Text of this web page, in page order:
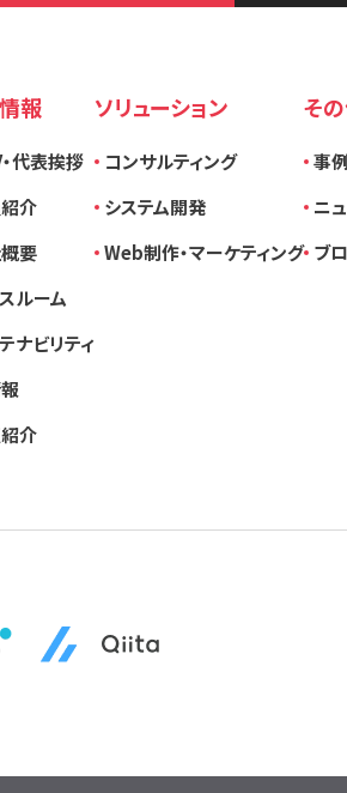
報
代表挨拶
介
要
ルーム
ナビリティ
介
ソリューション
コンサルティング
システム開発
Web制作・マーケティング
そ
事
ニ
ブ